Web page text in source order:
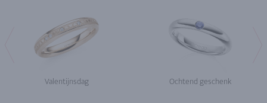
Valentijnsdag Ochtend geschenk